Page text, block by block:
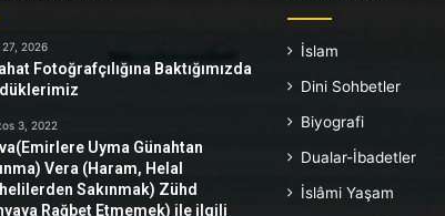
2026
Fotoğrafçılığına Baktığımızda
3, 2022
Uyma Günahtan
Vera (Haram, Helal
Sakınmak) Zühd
Rağbet Etmemek) ile ilgili
İslam
Dini Sohbetler
Biyografi
Dualar-İbadetler
İslâmi Yaşam